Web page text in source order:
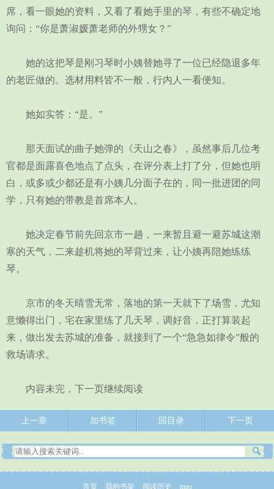
席，看一眼她的资料，又看了看她手里的琴，有些不确定地
询问：“你是萧淑媛萧老师的外甥女？”
她的这把琴是刚习琴时小姨替她寻了一位已经隐退多年
的老匠做的。选材用料皆不一般，行内人一看便知。
她如实答：“是。”
那天面试的曲子她弹的《天山之春》，虽然事后几位考
官都是面露喜色地点了点头，在评分表上打了分，但她也明
白，或多或少都还是有小姨几分面子在的，同一批进团的同
学，只有她的带教是首席本人。
她决定春节前先回京市一趟，一来暂且避一避苏城这潮
寒的天气，二来趁机将她的琴背过来，让小姨再陪她练练
琴。
京市的冬天晴雪无常，落地的第一天就下了场雪，尤知
意懒得出门，宅在家里练了几天琴，调好音，正打算装起
来，做出发去苏城的准备，就接到了一个“急急如律令”般的
救场请求。
内容未完，下一页继续阅读
上一章 加书签 回目录 下一页
首页 我的书架 阅读历史 map